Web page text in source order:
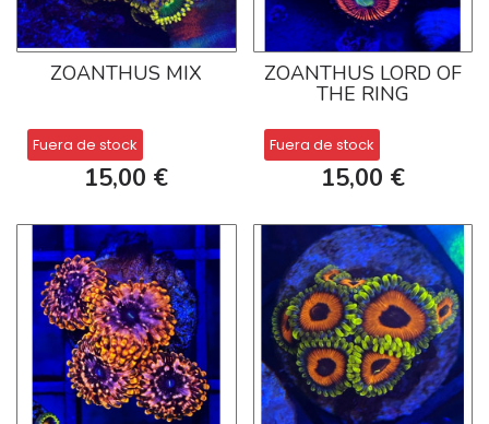
ZOANTHUS MIX
Fuera de stock
15,00 €
ZOANTHUS LORD OF
THE RING
Fuera de stock
15,00 €